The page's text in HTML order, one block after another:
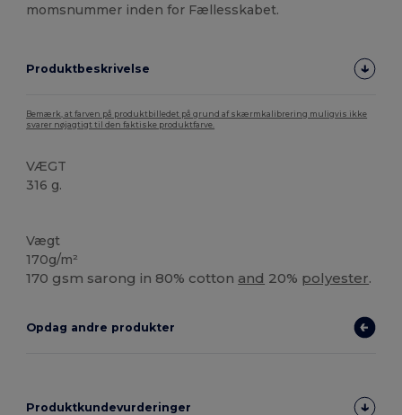
momsnummer inden for Fællesskabet.
Produktbeskrivelse
Bemærk, at farven på produktbilledet på grund af skærmkalibrering muligvis ikke
svarer nøjagtigt til den faktiske produktfarve.
VÆGT
316 g.
Vægt
170g/m²
170 gsm sarong in 80% cotton and 20% polyester.
Opdag andre produkter
Produktkundevurderinger